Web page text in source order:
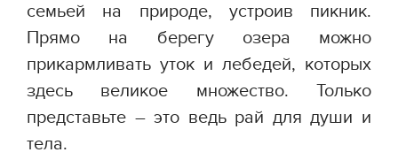
семьей на природе, устроив пикник.
Прямо на берегу озера можно
прикармливать уток и лебедей, которых
здесь великое множество. Только
представьте – это ведь рай для души и
тела.